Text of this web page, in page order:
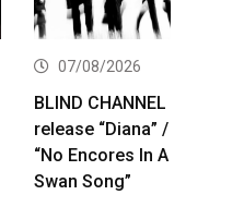
07/08/2026
BLIND CHANNEL
release “Diana” /
“No Encores In A
Swan Song”